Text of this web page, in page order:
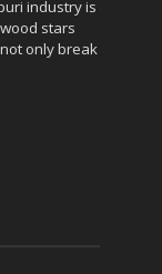
industry is
stars
only break